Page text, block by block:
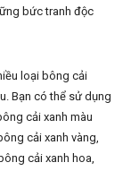
bức tranh độc
loại bông cải
Bạn có thể sử dụng
cải xanh màu
cải xanh vàng,
cải xanh hoa,